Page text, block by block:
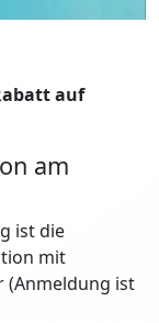
auf
am
ist die
mit
(Anmeldung ist